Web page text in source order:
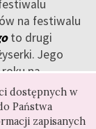
dostępnych w
Państwa
zapisanych
na festiwalu
to drugi
Jego
na
dla
oraz